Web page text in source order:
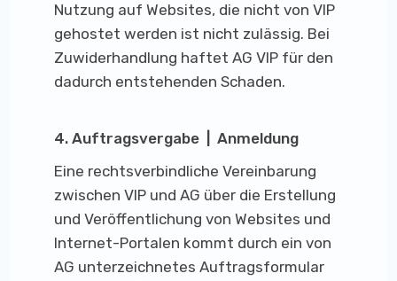
Nutzung auf Websites, die nicht von VIP
gehostet werden ist nicht zulässig. Bei
Zuwiderhandlung haftet AG VIP für den
dadurch entstehenden Schaden.
4. Auftragsvergabe | Anmeldung
Eine rechtsverbindliche Vereinbarung
zwischen VIP und AG über die Erstellung
und Veröffentlichung von Websites und
Internet-Portalen kommt durch ein von
AG unterzeichnetes Auftragsformular